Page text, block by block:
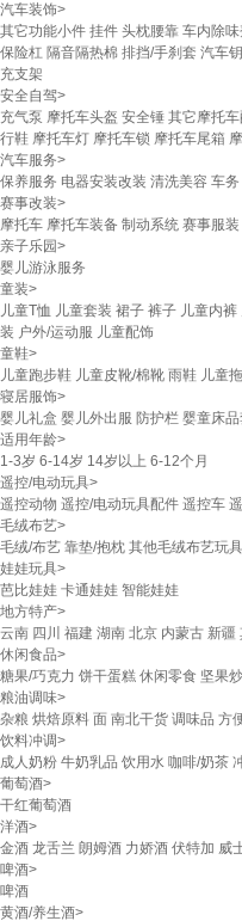
汽车装饰>
其它功能小件 挂件 头枕腰靠 车内除味
保险杠 隔音隔热棉 排挡/手刹套 汽车
充支架
安全自驾>
充气泵 摩托车头盔 安全锤 其它摩托
行鞋 摩托车灯 摩托车锁 摩托车尾箱
汽车服务>
保养服务 电器安装改装 清洗美容 车务
赛事改装>
摩托车 摩托车装备 制动系统 赛事服装
亲子乐园>
婴儿游泳服务
童装>
儿童T恤 儿童套装 裙子 裤子 儿童内裤
装 户外/运动服 儿童配饰
童鞋>
儿童跑步鞋 儿童皮靴/棉靴 雨鞋 儿童
寝居服饰>
婴儿礼盒 婴儿外出服 防护栏 婴童床
适用年龄>
1-3岁 6-14岁 14岁以上 6-12个月
遥控/电动玩具>
遥控动物 遥控/电动玩具配件 遥控车
毛绒布艺>
毛绒/布艺 靠垫/抱枕 其他毛绒布艺玩具
娃娃玩具>
芭比娃娃 卡通娃娃 智能娃娃
地方特产>
云南 四川 福建 湖南 北京 内蒙古 新疆
休闲食品>
糖果/巧克力 饼干蛋糕 休闲零食 坚果
粮油调味>
杂粮 烘焙原料 面 南北干货 调味品 方
饮料冲调>
成人奶粉 牛奶乳品 饮用水 咖啡/奶茶
葡萄酒>
干红葡萄酒
洋酒>
金酒 龙舌兰 朗姆酒 力娇酒 伏特加 威
啤酒>
啤酒
黄酒/养生酒>